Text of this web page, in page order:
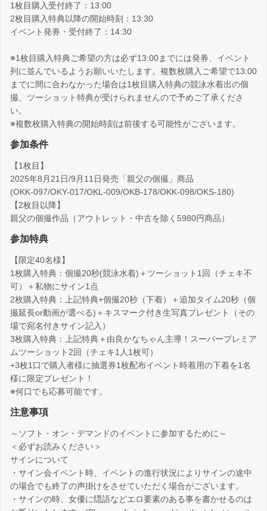
1枚目購入受付終了：13:00
2枚目購入特典以降の開始時刻：13:30
イベント発券・受付終了：14:30
※1枚目購入特典ご希望の方は必ず13:00までには発券、イベント
列に並んでいるようお願いいたします。複数枚購入ご希望で13:00
までに間に合わなかった場合は1枚目購入特典の競泳水着出の個
撮、ツーショット特典が受けられませんので予めご了承くださ
い。
※複数枚購入特典の開始時刻は前後する可能性がございます。
参加条件
【1枚目】
2025年8月21日/9月11日発売「親父の個撮」商品
(OKK-097/OKY-017/OKL-009/OKB-178/OKK-098/OKS-180)
【2枚目以降】
親父の個撮作品（アウトレット・中古を除く5980円商品）
参加特典
【限定40名様】
1枚購入特典：個撮20秒(競泳水着)＋ツーショット1回（チェキ不
可）＋私物にサイン1点
2枚購入特典：上記特典+個撮20秒（下着）＋追加タイム20秒（個
撮延長or動画が選べる)＋キスマーク付き生写真プレゼント（その
場で宛名付きサイン記入）
3枚購入特典：上記特典＋由良かなちゃん主導！スーパープレミア
ムツーショット2回（チェキ1人1枚可）
+3枚1口で購入者様に抽選券1枚配布イベント時着用の下着を1名
様に限定プレゼント！
※何口でも応募可能です。
注意事項
～ソフト・オン・デマンドのイベントに参加するために～
＜必ずお読みください＞
サインについて
・サイン会イベント時、イベントの進行状況によりサインの途中
の場合でも終了の声掛けをさせていただく場合がございます。
・サインの時、女優に隠語などエロ要素のある事を書かせるのは